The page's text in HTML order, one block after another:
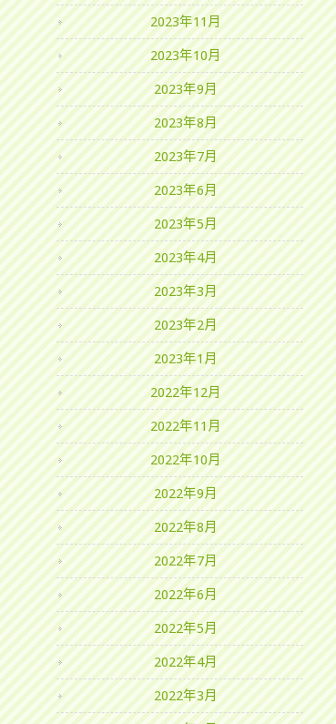
2023年11月
2023年10月
2023年9月
2023年8月
2023年7月
2023年6月
2023年5月
2023年4月
2023年3月
2023年2月
2023年1月
2022年12月
2022年11月
2022年10月
2022年9月
2022年8月
2022年7月
2022年6月
2022年5月
2022年4月
2022年3月